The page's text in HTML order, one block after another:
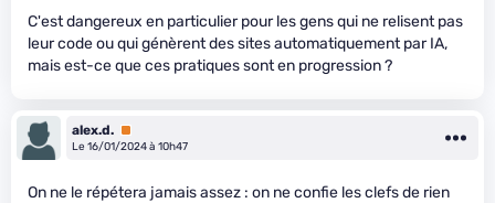
C'est dangereux en particulier pour les gens qui ne relisent pas
leur code ou qui génèrent des sites automatiquement par IA,
mais est-ce que ces pratiques sont en progression ?
alex.d. Premium
Le 16/01/2024 à 10h47
On ne le répétera jamais assez : on ne confie les clefs de rien